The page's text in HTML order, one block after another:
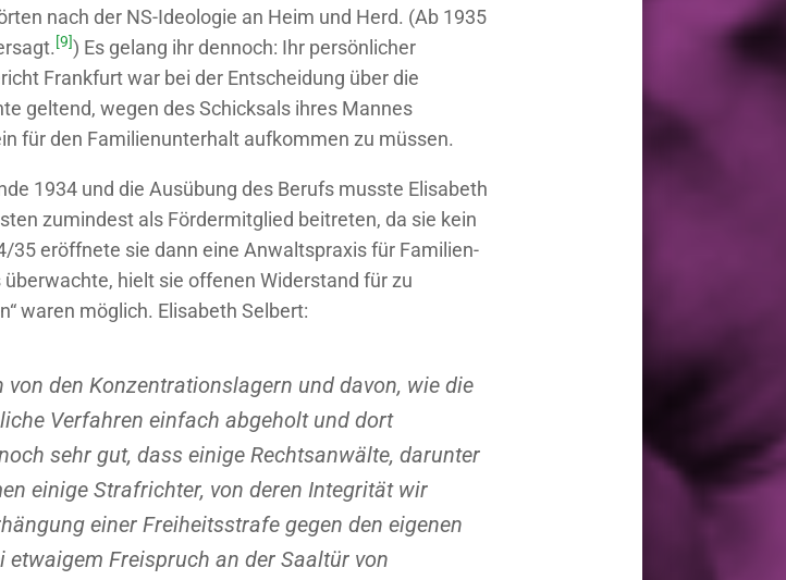
nach der NS-Ideologie an Heim und Herd. (Ab 1935
[9]) Es gelang ihr dennoch: Ihr persönlicher
Frankfurt war bei der Entscheidung über die
geltend, wegen des Schicksals ihres Mannes
für den Familienunterhalt aufkommen zu müssen.
1934 und die Ausübung des Berufs musste Elisabeth
zumindest als Fördermitglied beitreten, da sie kein
eröffnete sie dann eine Anwaltspraxis für Familien-
hielt sie offenen Widerstand für zu
waren möglich. Elisabeth Selbert:
den Konzentrationslagern und davon, wie die
Verfahren einfach abgeholt und dort
sehr gut, dass einige Rechtsanwälte, darunter
einige Strafrichter, von deren Integrität wir
einer Freiheitsstrafe gegen den eigenen
Freispruch an der Saaltür von